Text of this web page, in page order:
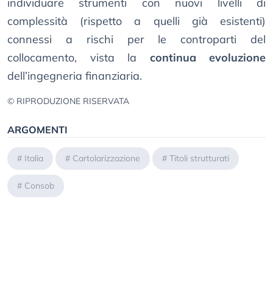
individuare strumenti con nuovi livelli di
complessità (rispetto a quelli già esistenti)
connessi a rischi per le controparti del
collocamento, vista la continua evoluzione
dell’ingegneria finanziaria.
© RIPRODUZIONE RISERVATA
ARGOMENTI
# Italia # Cartolarizzazione # Titoli strutturati
# Consob